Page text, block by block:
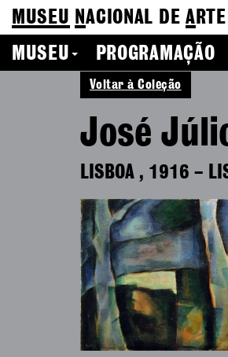
MUSEU NACIONAL DEA RTE
MUSEU
PROGRAMAÇÃO
Voltar à Coleção
José
LISBOA , 1916 –